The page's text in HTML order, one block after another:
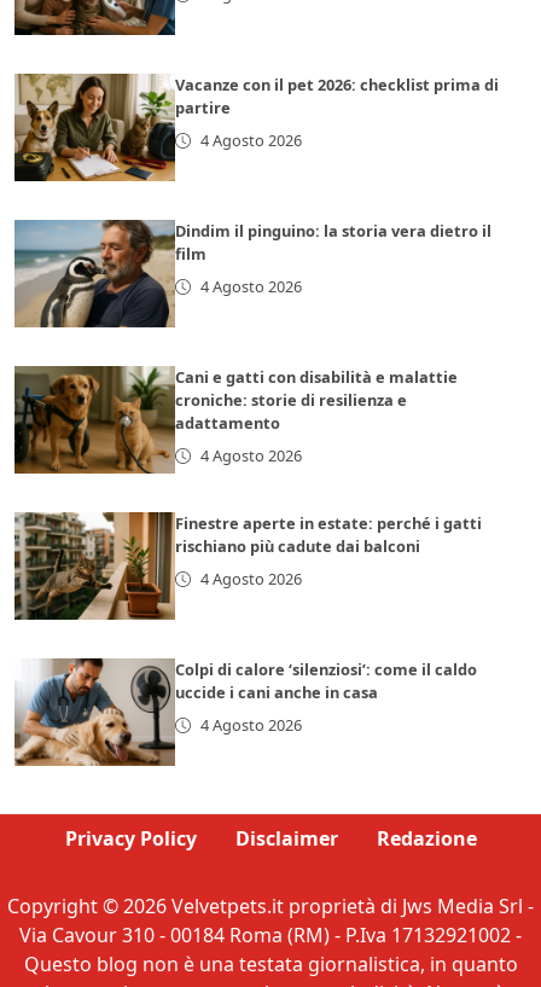
Vacanze con il pet 2026: checklist prima di
partire
4 Agosto 2026
Dindim il pinguino: la storia vera dietro il
film
4 Agosto 2026
Cani e gatti con disabilità e malattie
croniche: storie di resilienza e
adattamento
4 Agosto 2026
Finestre aperte in estate: perché i gatti
rischiano più cadute dai balconi
4 Agosto 2026
Colpi di calore ‘silenziosi’: come il caldo
uccide i cani anche in casa
4 Agosto 2026
Privacy Policy Disclaimer Redazione
Copyright © 2026 Velvetpets.it proprietà di Jws Media Srl -
Via Cavour 310 - 00184 Roma (RM) - P.Iva 17132921002 -
Questo blog non è una testata giornalistica, in quanto